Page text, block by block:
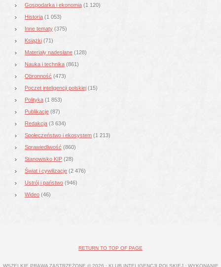
Gospodarka i ekonomia (1 120)
Historia (1 053)
Inne tematy (375)
Książki (71)
Materiały nadesłane (128)
Nauka i technika (861)
Obronność (473)
Poczet inteligencji polskiej (15)
Polityka (1 853)
Publikacje (87)
Redakcja (3 634)
Społeczeństwo i ekosystem (1 213)
Sprawiedliwość (860)
Stanowisko KIP (28)
Świat i cywilizacje (2 476)
Ustrój i państwo (946)
Wideo (46)
RETURN TO TOP OF PAGE
WSZELKIE PRAWA ZASTRZEŻONE © 2026 · KLUB INTELIGENCJI POLSKIEJ · WYKONANIE